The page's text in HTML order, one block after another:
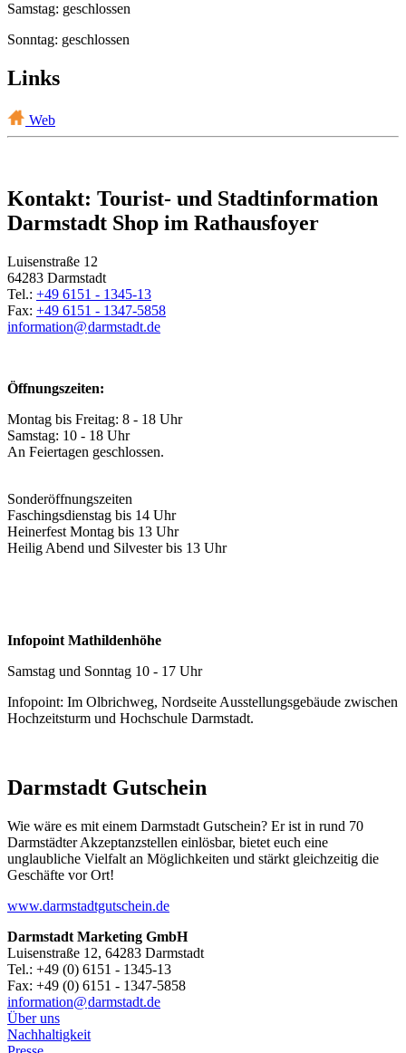
Samstag: geschlossen
Sonntag: geschlossen
Links
Web
Kontakt: Tourist- und Stadtinformation
Darmstadt Shop im Rathausfoyer
Luisenstraße 12
64283 Darmstadt
Tel.: +49 6151 - 1345-13
Fax: +49 6151 - 1347-5858
information@darmstadt.de
Öffnungszeiten:
Montag bis Freitag: 8 - 18 Uhr
Samstag: 10 - 18 Uhr
An Feiertagen geschlossen.
Sonderöffnungszeiten
Faschingsdienstag bis 14 Uhr
Heinerfest Montag bis 13 Uhr
Heilig Abend und Silvester bis 13 Uhr
Infopoint Mathildenhöhe
Samstag und Sonntag 10 - 17 Uhr
Infopoint: Im Olbrichweg, Nordseite Ausstellungsgebäude zwischen
Hochzeitsturm und Hochschule Darmstadt.
Darmstadt Gutschein
Wie wäre es mit einem Darmstadt Gutschein? Er ist in rund 70
Darmstädter Akzeptanzstellen einlösbar, bietet euch eine
unglaubliche Vielfalt an Möglichkeiten und stärkt gleichzeitig die
Geschäfte vor Ort!
www.darmstadtgutschein.de
Darmstadt Marketing GmbH
Luisenstraße 12, 64283 Darmstadt
Tel.: +49 (0) 6151 - 1345-13
Fax: +49 (0) 6151 - 1347-5858
information@darmstadt.de
Über uns
Nachhaltigkeit